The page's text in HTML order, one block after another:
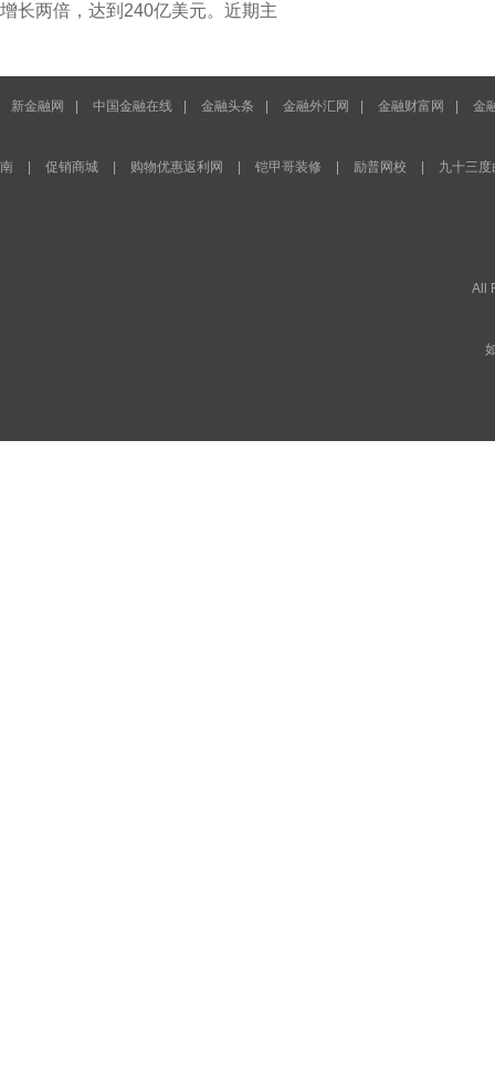
增长两倍，达到240亿美元。近期主
新金融网 中国金融在线 金融头条 金融外汇网 金融财富网 金
南 促销商城 购物优惠返利网 铠甲哥装修 励普网校 九十三
All